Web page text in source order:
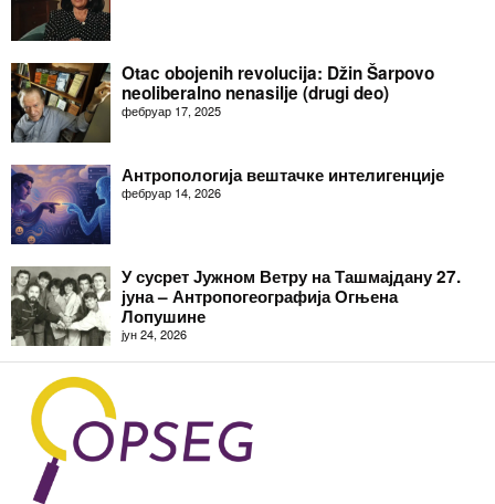
Otac obojenih revolucija: Džin Šarpovo
neoliberalno nenasilje (drugi deo)
фебруар 17, 2025
Антропологија вештачке интелигенције
фебруар 14, 2026
У сусрет Јужном Ветру на Ташмајдану 27.
јуна – Антропогеографија Огњена
Лопушине
јун 24, 2026